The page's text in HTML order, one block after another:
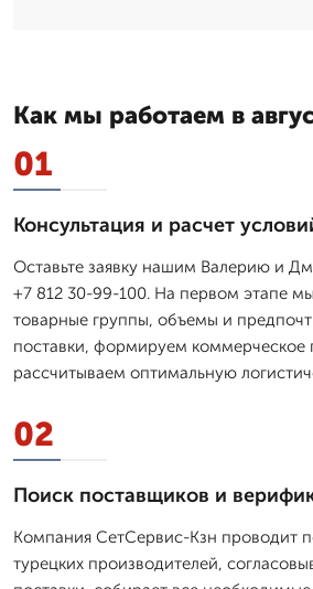
Как мы работаем в
01
Консультация и расчет
Оставьте заявку нашим Валерию и
+7 812 30-99-100. На первом этапе
товарные группы, объемы и
поставки, формируем коммерческое
рассчитываем оптимальную
02
Поиск поставщиков и
Компания СетСервис-Кзн проводит
турецких производителей,